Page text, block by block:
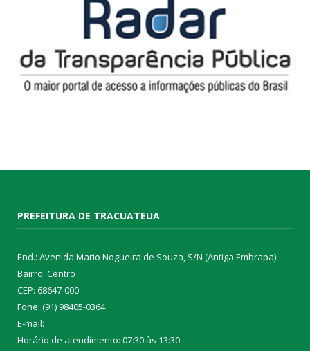
PREFEITURA DE TRACUATEUA
End.: Avenida Mario Nogueira de Souza, S/N (Antiga Embrapa)
Bairro: Centro
CEP: 68647-000
Fone: (91) 98405-0364
E-mail:
Horário de atendimento: 07:30 às 13:30